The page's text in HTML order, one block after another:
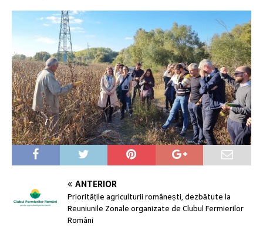
ANTERIOR
Prioritățile agriculturii românești, dezbătute la
Reuniunile Zonale organizate de Clubul Fermierilor
Români